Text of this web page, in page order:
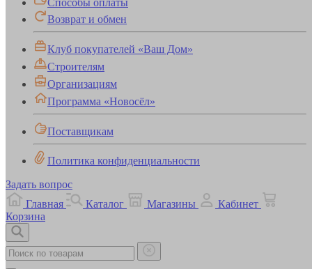
Возврат и обмен
Клуб покупателей «Ваш Дом»
Строителям
Организациям
Программа «Новосёл»
Поставщикам
Политика конфиденциальности
Задать вопрос
Главная
Каталог Магазины
Кабинет
Корзина